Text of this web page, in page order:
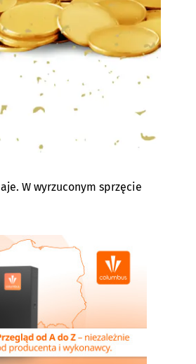
W wyrzuconym sprzęcie